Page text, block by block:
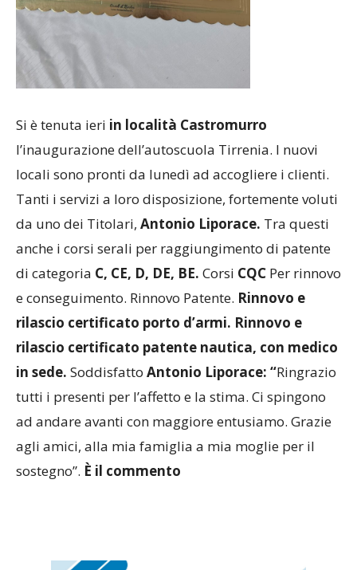
Si è tenuta ieri in località Castromurro
l’inaugurazione dell’autoscuola Tirrenia. I nuovi
locali sono pronti da lunedì ad accogliere i clienti.
Tanti i servizi a loro disposizione, fortemente voluti
da uno dei Titolari, Antonio Liporace. Tra questi
anche i corsi serali per raggiungimento di patente
di categoria C, CE, D, DE, BE. Corsi CQC Per rinnovo
e conseguimento. Rinnovo Patente. Rinnovo e
rilascio certificato porto d’armi. Rinnovo e
rilascio certificato patente nautica, con medico
in sede. Soddisfatto Antonio Liporace: “Ringrazio
tutti i presenti per l’affetto e la stima. Ci spingono
ad andare avanti con maggiore entusiamo. Grazie
agli amici, alla mia famiglia a mia moglie per il
sostegno”. È il commento